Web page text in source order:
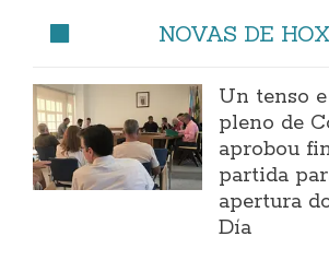
NOVAS DE
Un tenso
pleno de
aprobou
partida
apertura
Día